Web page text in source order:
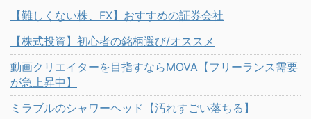
【難しくない株、FX】おすすめの証券会社
【株式投資】初心者の銘柄選び/オススメ
動画クリエイターを目指すならMOVA【フリーランス需要
が急上昇中】
ミラブルのシャワーヘッド【汚れすごい落ちる】